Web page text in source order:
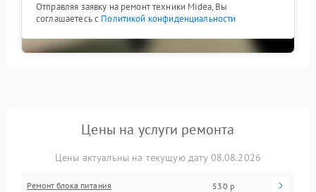
Отправляя заявку на ремонт техники Midea, Вы
соглашаетесь с Политикой конфиденциальности
Цены на услуги ремонта
Цены актуальны на текущую дату 08.08.2026
Ремонт блока питания 530 р